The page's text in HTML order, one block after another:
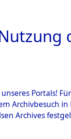
Portals!
Archivbesuch
Archives